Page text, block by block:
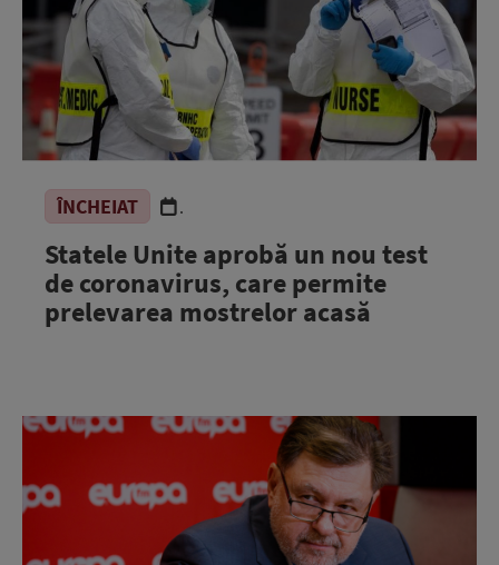
ÎNCHEIAT .
Statele Unite aprobă un nou test
de coronavirus, care permite
prelevarea mostrelor acasă